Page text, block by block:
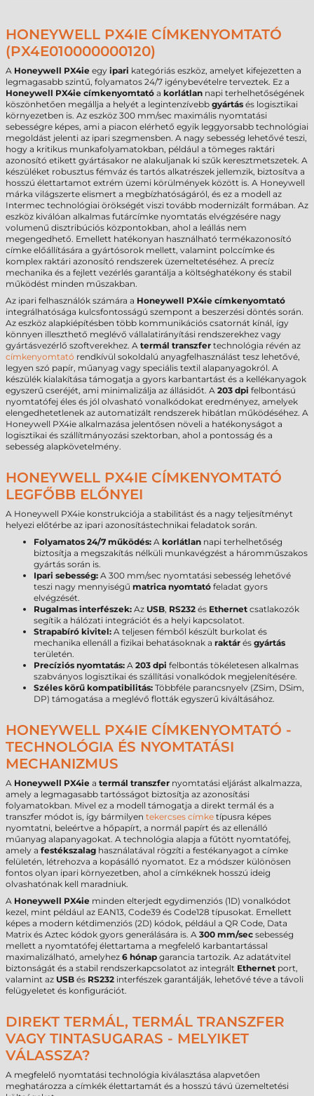
HONEYWELL PX4IE CÍMKENYOMTATÓ
(PX4E010000000120)
A Honeywell PX4ie egy ipari kategóriás eszköz, amelyet kifejezetten a
legmagasabb szintű, folyamatos 24/7 igénybevételre terveztek. Ez a
Honeywell PX4ie címkenyomtató a korlátlan napi terhelhetőségének
köszönhetően megállja a helyét a legintenzívebb gyártás és logisztikai
környezetben is. Az eszköz 300 mm/sec maximális nyomtatási
sebességre képes, ami a piacon elérhető egyik leggyorsabb technológiai
megoldást jelenti az ipari szegmensben. A nagy sebesség lehetővé teszi,
hogy a kritikus munkafolyamatokban, például a tömeges raktári
azonosító etikett gyártásakor ne alakuljanak ki szűk keresztmetszetek. A
készüléket robusztus fémváz és tartós alkatrészek jellemzik, biztosítva a
hosszú élettartamot extrém üzemi körülmények között is. A Honeywell
márka világszerte elismert a megbízhatóságáról, és ez a modell az
Intermec technológiai örökségét viszi tovább modernizált formában. Az
eszköz kiválóan alkalmas futárcímke nyomtatás elvégzésére nagy
volumenű disztribúciós központokban, ahol a leállás nem
megengedhető. Emellett hatékonyan használható termékazonosító
címke előállítására a gyártósorok mellett, valamint polccímke és
komplex raktári azonosító rendszerek üzemeltetéséhez. A precíz
mechanika és a fejlett vezérlés garantálja a költséghatékony és stabil
működést minden műszakban.
Az ipari felhasználók számára a Honeywell PX4ie címkenyomtató
integrálhatósága kulcsfontosságú szempont a beszerzési döntés során.
Az eszköz alapkiépítésben több kommunikációs csatornát kínál, így
könnyen illeszthető meglévő vállalatirányítási rendszerekhez vagy
gyártásvezérlő szoftverekhez. A termál transzfer technológia révén az
címkenyomtató rendkívül sokoldalú anyagfelhasználást tesz lehetővé,
legyen szó papír, műanyag vagy speciális textil alapanyagokról. A
készülék kialakítása támogatja a gyors karbantartást és a kellékanyagok
egyszerű cseréjét, ami minimalizálja az állásidőt. A 203 dpi felbontású
nyomtatófej éles és jól olvasható vonalkódokat eredményez, amelyek
elengedhetetlenek az automatizált rendszerek hibátlan működéséhez. A
Honeywell PX4ie alkalmazása jelentősen növeli a hatékonyságot a
logisztikai és szállítmányozási szektorban, ahol a pontosság és a
sebesség alapkövetelmény.
HONEYWELL PX4IE CÍMKENYOMTATÓ
LEGFŐBB ELŐNYEI
A Honeywell PX4ie konstrukciója a stabilitást és a nagy teljesítményt
helyezi előtérbe az ipari azonosítástechnikai feladatok során.
Folyamatos 24/7 működés: A korlátlan napi terhelhetőség
biztosítja a megszakítás nélküli munkavégzést a háromműszakos
gyártás során is.
Ipari sebesség: A 300 mm/sec nyomtatási sebesség lehetővé
teszi nagy mennyiségű matrica nyomtató feladat gyors
elvégzését.
Rugalmas interfészek: Az USB, RS232 és Ethernet csatlakozók
segítik a hálózati integrációt és a helyi kapcsolatot.
Strapabíró kivitel: A teljesen fémből készült burkolat és
mechanika ellenáll a fizikai behatásoknak a raktár és gyártás
területén.
Precíziós nyomtatás: A 203 dpi felbontás tökéletesen alkalmas
szabványos logisztikai és szállítási vonalkódok megjelenítésére.
Széles körű kompatibilitás: Többféle parancsnyelv (ZSim, DSim,
DP) támogatása a meglévő flották egyszerű kiváltásához.
HONEYWELL PX4IE CÍMKENYOMTATÓ -
TECHNOLÓGIA ÉS NYOMTATÁSI
MECHANIZMUS
A Honeywell PX4ie a termál transzfer nyomtatási eljárást alkalmazza,
amely a legmagasabb tartósságot biztosítja az azonosítási
folyamatokban. Mivel ez a modell támogatja a direkt termál és a
transzfer módot is, így bármilyen tekercses címke típusra képes
nyomtatni, beleértve a hőpapírt, a normál papírt és az ellenálló
műanyag alapanyagokat. A technológia alapja a fűtött nyomtatófej,
amely a festékszalag használatával rögzíti a festékanyagot a címke
felületén, létrehozva a kopásálló nyomatot. Ez a módszer különösen
fontos olyan ipari környezetben, ahol a címkéknek hosszú ideig
olvashatónak kell maradniuk.
A Honeywell PX4ie minden elterjedt egydimenziós (1D) vonalkódot
kezel, mint például az EAN13, Code39 és Code128 típusokat. Emellett
képes a modern kétdimenziós (2D) kódok, például a QR Code, Data
Matrix és Aztec kódok gyors generálására is. A 300 mm/sec sebesség
mellett a nyomtatófej élettartama a megfelelő karbantartással
maximalizálható, amelyhez 6 hónap garancia tartozik. Az adatátvitel
biztonságát és a stabil rendszerkapcsolatot az integrált Ethernet port,
valamint az USB és RS232 interfészek garantálják, lehetővé téve a távoli
felügyeletet és konfigurációt.
DIREKT TERMÁL, TERMÁL TRANSZFER
VAGY TINTASUGARAS - MELYIKET
VÁLASSZA?
A megfelelő nyomtatási technológia kiválasztása alapvetően
meghatározza a címkék élettartamát és a hosszú távú üzemeltetési